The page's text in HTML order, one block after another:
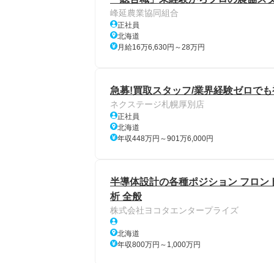
峰延農業協同組合
正社員
北海道
月給16万6,630円～28万円
急募!買取スタッフ/業界経験ゼロで
ネクステージ札幌厚別店
正社員
北海道
年収448万円～901万6,000円
半導体設計の各種ポジション フロ
析 全般
株式会社ヨコタエンタープライズ
北海道
年収800万円～1,000万円